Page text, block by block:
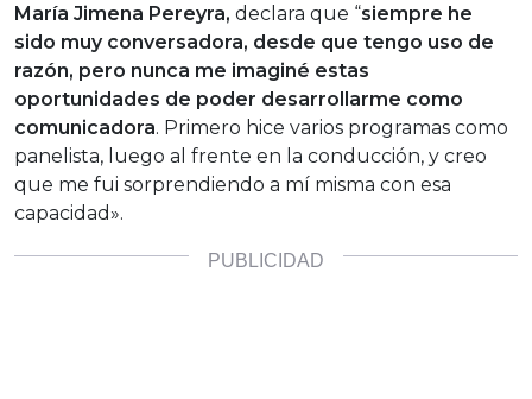
María Jimena Pereyra, declara que “siempre he
sido muy conversadora, desde que tengo uso de
razón, pero nunca me imaginé estas
oportunidades de poder desarrollarme como
comunicadora. Primero hice varios programas como
panelista, luego al frente en la conducción, y creo
que me fui sorprendiendo a mí misma con esa
capacidad».